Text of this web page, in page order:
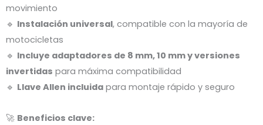
movimiento
🔹 Instalación universal, compatible con la mayoría de
motocicletas
🔹 Incluye adaptadores de 8 mm, 10 mm y versiones
invertidas para máxima compatibilidad
🔹 Llave Allen incluida para montaje rápido y seguro
🚀 Beneficios clave: